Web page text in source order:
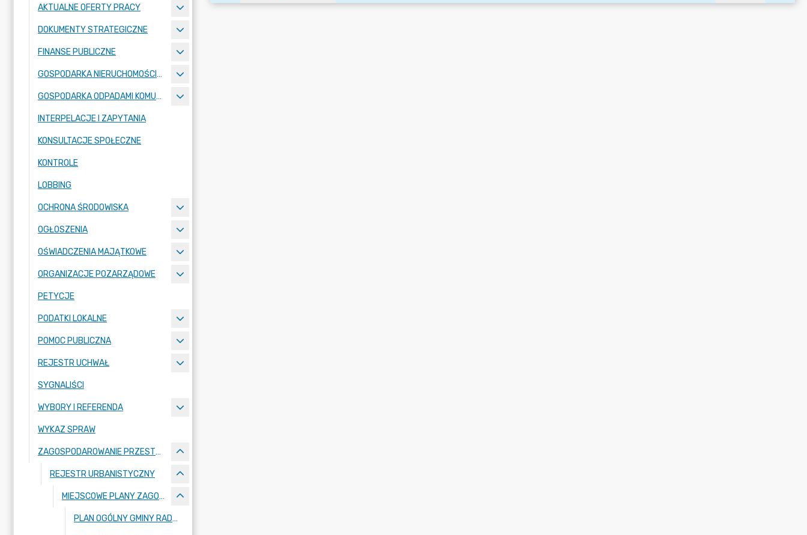
AKTUALNE OFERTY PRACY
DOKUMENTY STRATEGICZNE
FINANSE PUBLICZNE
GOSPODARKA NIERUCHOMOŚCIAMI
GOSPODARKA ODPADAMI KOMUNALNYMI
INTERPELACJE I ZAPYTANIA
KONSULTACJE SPOŁECZNE
KONTROLE
LOBBING
OCHRONA ŚRODOWISKA
OGŁOSZENIA
OŚWIADCZENIA MAJĄTKOWE
ORGANIZACJE POZARZĄDOWE
PETYCJE
PODATKI LOKALNE
POMOC PUBLICZNA
REJESTR UCHWAŁ
SYGNALIŚCI
WYBORY I REFERENDA
WYKAZ SPRAW
ZAGOSPODAROWANIE PRZESTRZENNE
REJESTR URBANISTYCZNY
MIEJSCOWE PLANY ZAGOSPODAROWANIA PRZESTRZENNEGO - W TRAKCIE OPRACOWANIA
PLAN OGÓLNY GMINY RADZIEJOWICE